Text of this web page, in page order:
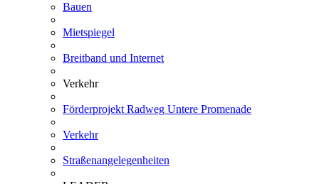
Bauen
Mietspiegel
Breitband und Internet
Verkehr
Förderprojekt Radweg Untere Promenade
Verkehr
Straßenangelegenheiten